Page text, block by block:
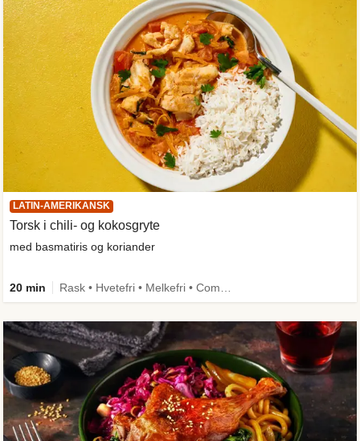
LATIN-AMERIKANSK
Torsk i chili- og kokosgryte
med basmatiris og koriander
20 min